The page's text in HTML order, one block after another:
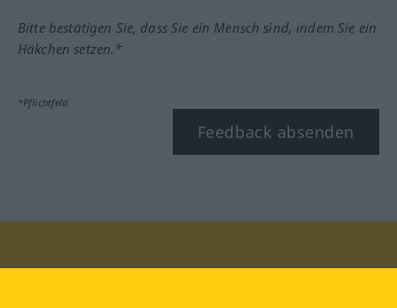
Bitte bestätigen Sie, dass Sie ein Mensch sind, indem Sie ein
Häkchen setzen.*
*Pflichtfeld
Feedback absenden
Besuchen Sie uns auf: